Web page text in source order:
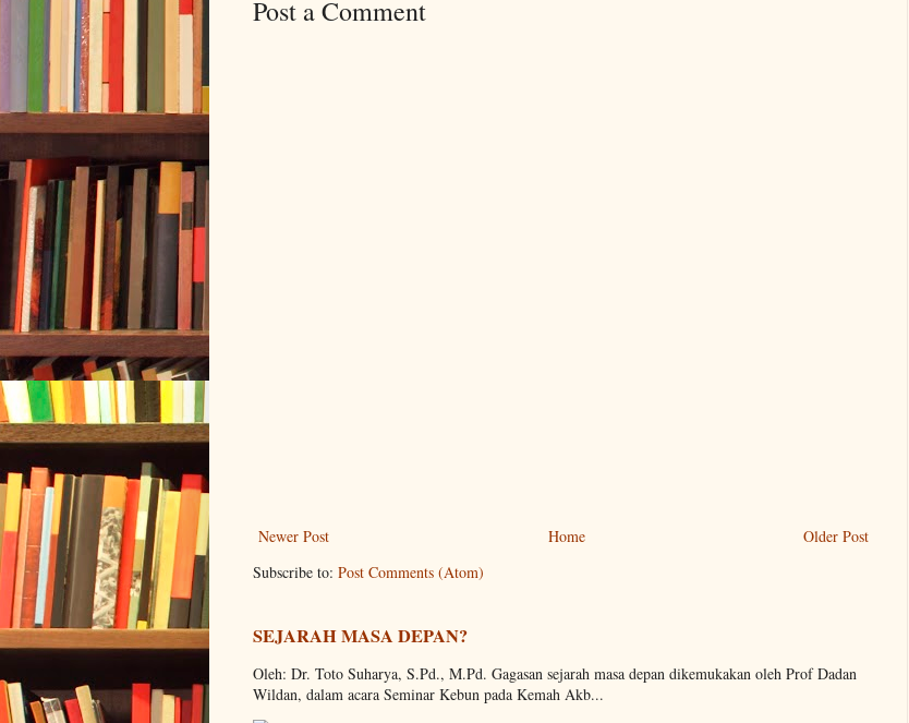
Post a Comment
Newer Post Older Post
Home
Subscribe to: Post Comments (Atom)
SEJARAH MASA DEPAN?
Oleh: Dr. Toto Suharya, S.Pd., M.Pd. Gagasan sejarah masa depan dikemukakan oleh Prof Dadan
Wildan, dalam acara Seminar Kebun pada Kemah Akb...